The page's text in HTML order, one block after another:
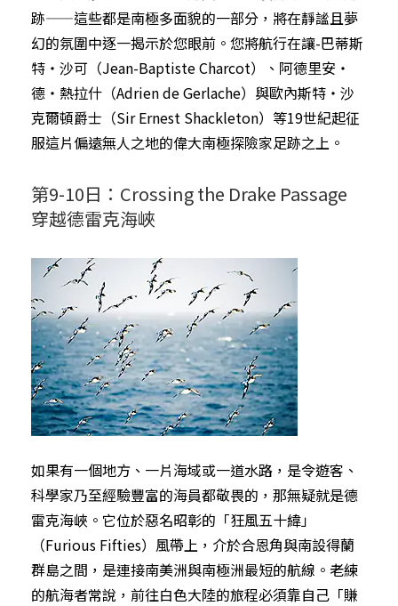
跡——這些都是南極多面貌的一部分，將在靜謐且夢
幻的氛圍中逐一揭示於您眼前。您將航行在讓-巴蒂斯
特・沙可（Jean-Baptiste Charcot）、阿德里安・
德・熱拉什（Adrien de Gerlache）與歐內斯特・沙
克爾頓爵士（Sir Ernest Shackleton）等19世紀起征
服這片偏遠無人之地的偉大南極探險家足跡之上。
第9-10日：Crossing the Drake Passage
穿越德雷克海峽
如果有一個地方、一片海域或一道水路，是令遊客、
科學家乃至經驗豐富的海員都敬畏的，那無疑就是德
雷克海峽。它位於惡名昭彰的「狂風五十緯」
（Furious Fifties）風帶上，介於合恩角與南設得蘭
群島之間，是連接南美洲與南極洲最短的航線。老練
的航海者常說，前往白色大陸的旅程必須靠自己「賺